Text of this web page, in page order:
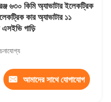
৬৩০ কিমি অ্যাভাটার ইলেকট্রিক
কার অ্যাভাটার ১১
গাড়ি
আমাদের সাথে যোগাযোগ